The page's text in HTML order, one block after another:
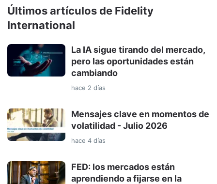
Últimos artículos de Fidelity
International
La IA sigue tirando del mercado,
pero las oportunidades están
cambiando
hace 2 días
Mensajes clave en momentos de
volatilidad - Julio 2026
hace 4 días
FED: los mercados están
aprendiendo a fijarse en la